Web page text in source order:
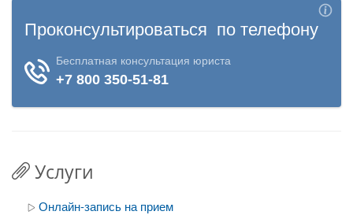
Услуги
Онлайн-запись на прием